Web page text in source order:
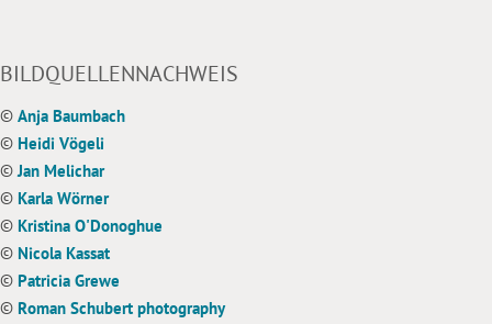
BILDQUELLENNACHWEIS
© Anja Baumbach
© Heidi Vögeli
©Jan Melichar
© Karla Wörner
© Kristina O'Donoghue
© Nicola Kassat
© Patricia Grewe
© Roman Schubert photography